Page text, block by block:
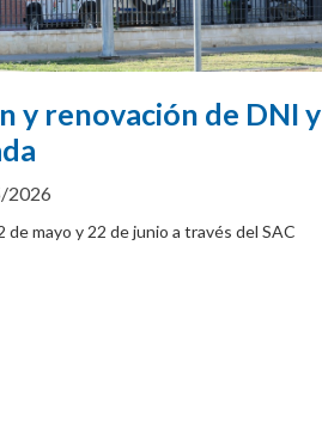
y renovación de DNI y
2026
mayo y 22 de junio a través del SAC